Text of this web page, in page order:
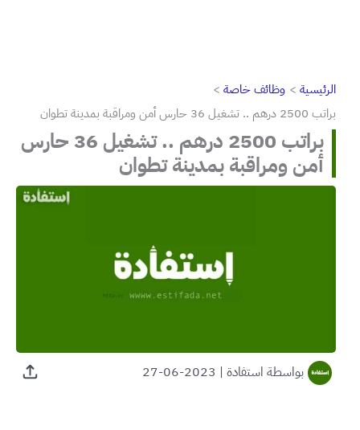
الرئيسية
وظائف خاصة
براتب 2500 درهم .. تشغيل 36 حارس أمن ومراقبة بمدينة تطوان
براتب 2500 درهم .. تشغيل 36 حارس
أمن ومراقبة بمدينة تطوان
بواسطة استفادة |
2023-06-27